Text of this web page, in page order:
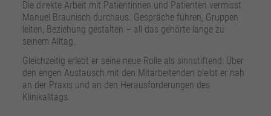
Die direkte Arbeit mit Patientinnen und Patienten vermisst
Manuel Braunisch durchaus. Gespräche führen, Gruppen
leiten, Beziehung gestalten – all das gehörte lange zu
seinem Alltag.
Gleichzeitig erlebt er seine neue Rolle als sinnstiftend: Über
den engen Austausch mit den Mitarbeitenden bleibt er nah
an der Praxis und an den Herausforderungen des
Klinikalltags.